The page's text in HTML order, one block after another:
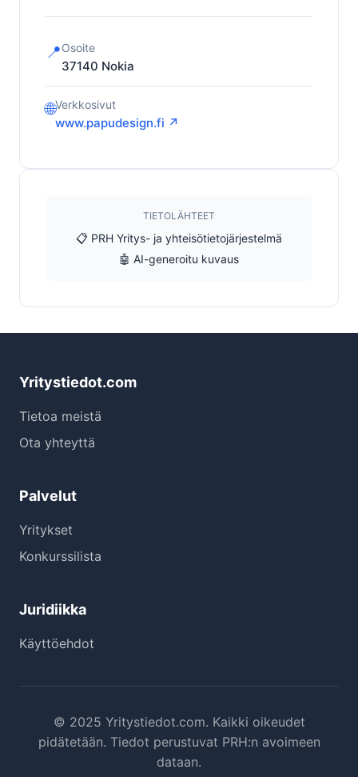
📍Osoite
37140 Nokia
🌐Verkkosivut
www.papudesign.fi ↗
TIETOLÄHTEET
📋 PRH Yritys- ja yhteisötietojärjestelmä
🤖 AI-generoitu kuvaus
Yritystiedot.com
Tietoa meistä
Ota yhteyttä
Palvelut
Yritykset
Konkurssilista
Juridiikka
Käyttöehdot
© 2025 Yritystiedot.com. Kaikki oikeudet
pidätetään. Tiedot perustuvat PRH:n avoimeen
dataan.